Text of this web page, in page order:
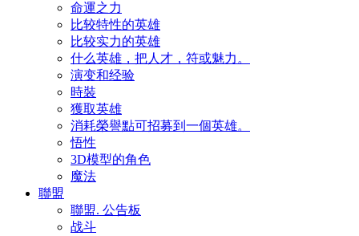
命運之力
比较特性的英雄
比较实力的英雄
什么英雄，把人才，符或魅力。
演变和经验
時裝
獲取英雄
消耗榮譽點可招募到一個英雄。
悟性
3D模型的角色
魔法
聯盟
聯盟. 公告板
战斗